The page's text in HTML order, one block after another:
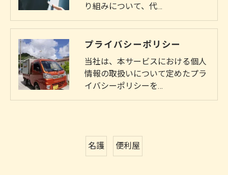
り組みについて、代…
プライバシーポリシー
当社は、本サービスにおける個人
情報の取扱いについて定めたプラ
イバシーポリシーを…
名護 便利屋